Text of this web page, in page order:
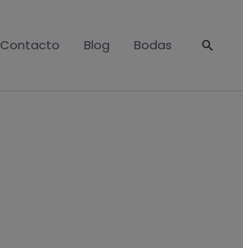
Contacto Blog Bodas